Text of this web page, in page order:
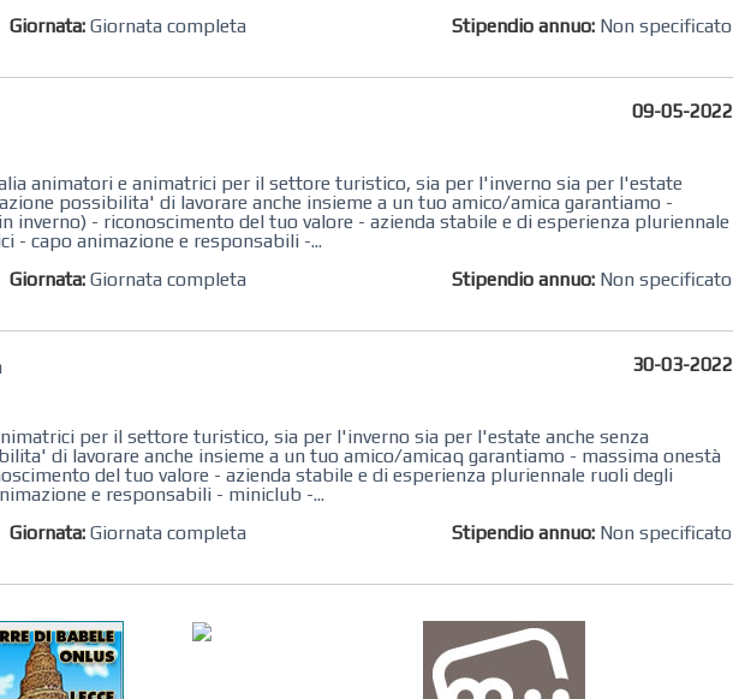
Giornata: Giornata completa Stipendio annuo: Non specificato
09-05-2022
animatori e animatrici per il settore turistico, sia per l'inverno sia per l'estate
possibilita' di lavorare anche insieme a un tuo amico/amica garantiamo -
inverno) - riconoscimento del tuo valore - azienda stabile e di esperienza pluriennale
- capo animazione e responsabili -...
Giornata: Giornata completa Stipendio annuo: Non specificato
30-03-2022
per il settore turistico, sia per l'inverno sia per l'estate anche senza
di lavorare anche insieme a un tuo amico/amicaq garantiamo - massima onestà
del tuo valore - azienda stabile e di esperienza pluriennale ruoli degli
e responsabili - miniclub -...
Giornata: Giornata completa Stipendio annuo: Non specificato